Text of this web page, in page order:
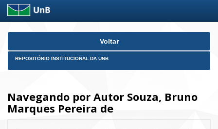
Skip
Voltar
REPOSITÓRIO INSTITUCIONAL DA UNB
Navegando por Autor Souza, Bruno
Marques Pereira de